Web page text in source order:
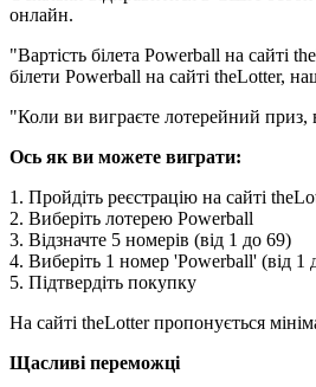
онлайн.
"Вартість білета Powerball на сайті
білети Powerball на сайті theLotter,
"Коли ви виграєте лотерейний приз,
Ось як ви можете виграти:
1. Пройдіть реєстрацію на сайті
2. Виберіть лотерею Powerball
3. Відзначте 5 номерів (від 1 до 69)
4. Виберіть 1 номер 'Powerball' (від 1
5. Підтвердіть покупку
На сайті theLotter пропонується
Щасливі переможці